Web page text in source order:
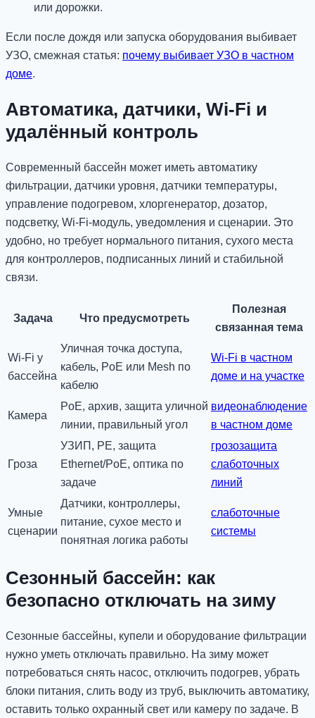
или дорожки.
Если после дождя или запуска оборудования выбивает
УЗО, смежная статья: почему выбивает УЗО в частном
доме.
Автоматика, датчики, Wi-Fi и
удалённый контроль
Современный бассейн может иметь автоматику
фильтрации, датчики уровня, датчики температуры,
управление подогревом, хлоргенератор, дозатор,
подсветку, Wi-Fi-модуль, уведомления и сценарии. Это
удобно, но требует нормального питания, сухого места
для контроллеров, подписанных линий и стабильной
связи.
Задача Что предусмотреть
Полезная
связанная тема
Wi-Fi у
бассейна
Уличная точка доступа,
кабель, PoE или Mesh по
кабелю
Wi-Fi в частном
доме и на участке
Камера
PoE, архив, защита уличной
линии, правильный угол
видеонаблюдение
в частном доме
Гроза
УЗИП, PE, защита
Ethernet/PoE, оптика по
задаче
грозозащита
слаботочных
линий
Умные
сценарии
Датчики, контроллеры,
питание, сухое место и
понятная логика работы
слаботочные
системы
Сезонный бассейн: как
безопасно отключать на зиму
Сезонные бассейны, купели и оборудование фильтрации
нужно уметь отключать правильно. На зиму может
потребоваться снять насос, отключить подогрев, убрать
блоки питания, слить воду из труб, выключить автоматику,
оставить только охранный свет или камеру по задаче. В